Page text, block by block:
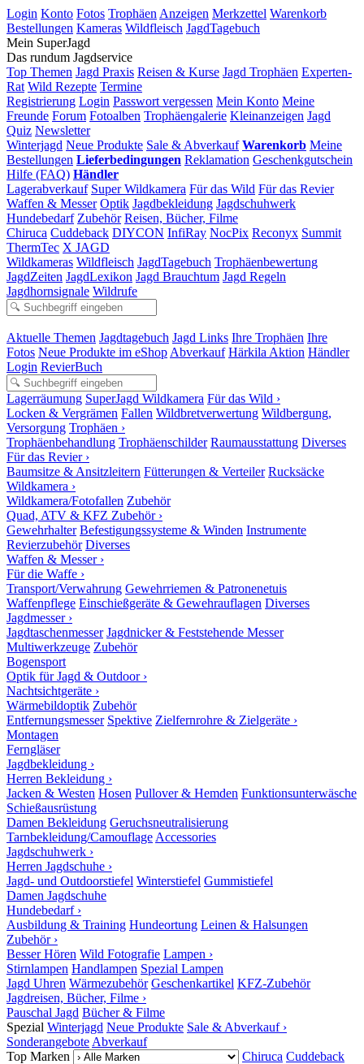
Login Konto Fotos Trophäen Anzeigen Merkzettel Warenkorb
Bestellungen Kameras Wildfleisch JagdTagebuch
Mein SuperJagd
Das rundum Jagdservice
Top Themen Jagd Praxis Reisen & Kurse Jagd Trophäen Experten-
Rat Wild Rezepte Termine
Registrierung Login Passwort vergessen Mein Konto Meine
Freunde Forum Fotoalben Trophäengalerie Kleinanzeigen Jagd
Quiz Newsletter
Winterjagd Neue Produkte Sale & Abverkauf Warenkorb Meine
Bestellungen Lieferbedingungen Reklamation Geschenkgutschein
Hilfe (FAQ) Händler
Lagerabverkauf Super Wildkamera Für das Wild Für das Revier
Waffen & Messer Optik Jagdbekleidung Jagdschuhwerk
Hundebedarf Zubehör Reisen, Bücher, Filme
Chiruca Cuddeback DIYCON InfiRay NocPix Reconyx Summit
ThermTec X JAGD
Wildkameras Wildfleisch JagdTagebuch Trophäenbewertung
JagdZeiten JagdLexikon Jagd Brauchtum Jagd Regeln
Jagdhornsignale Wildrufe
Aktuelle Themen Jagdtagebuch Jagd Links Ihre Trophäen Ihre
Fotos Neue Produkte im eShop Abverkauf Härkila Aktion Händler
Login RevierBuch
Lagerräumung SuperJagd Wildkamera Für das Wild ›
Locken & Vergrämen Fallen Wildbretverwertung Wildbergung,
Versorgung Trophäen ›
Trophäenbehandlung Trophäenschilder Raumausstattung Diverses
Für das Revier ›
Baumsitze & Ansitzleitern Fütterungen & Verteiler Rucksäcke
Wildkamera ›
Wildkamera/Fotofallen Zubehör
Quad, ATV & KFZ Zubehör ›
Gewehrhalter Befestigungssysteme & Winden Instrumente
Revierzubehör Diverses
Waffen & Messer ›
Für die Waffe ›
Transport/Verwahrung Gewehrriemen & Patronenetuis
Waffenpflege Einschießgeräte & Gewehrauflagen Diverses
Jagdmesser ›
Jagdtaschenmesser Jagdnicker & Feststehende Messer
Multiwerkzeuge Zubehör
Bogensport
Optik für Jagd & Outdoor ›
Nachtsichtgeräte ›
Wärmebildoptik Zubehör
Entfernungsmesser Spektive Zielfernrohre & Zielgeräte ›
Montagen
Ferngläser
Jagdbekleidung ›
Herren Bekleidung ›
Jacken & Westen Hosen Pullover & Hemden Funktionsunterwäsche
Schießausrüstung
Damen Bekleidung Geruchsneutralisierung
Tarnbekleidung/Camouflage Accessories
Jagdschuhwerk ›
Herren Jagdschuhe ›
Jagd- und Outdoorstiefel Winterstiefel Gummistiefel
Damen Jagdschuhe
Hundebedarf ›
Ausbildung & Training Hundeortung Leinen & Halsungen
Zubehör ›
Besser Hören Wild Fotografie Lampen ›
Stirnlampen Handlampen Spezial Lampen
Jagd Uhren Wärmezubehör Geschenkartikel KFZ-Zubehör
Jagdreisen, Bücher, Filme ›
Pauschal Jagd Bücher & Filme
Spezial Winterjagd Neue Produkte Sale & Abverkauf ›
Sonderangebote Abverkauf
Top Marken
Chiruca Cuddeback